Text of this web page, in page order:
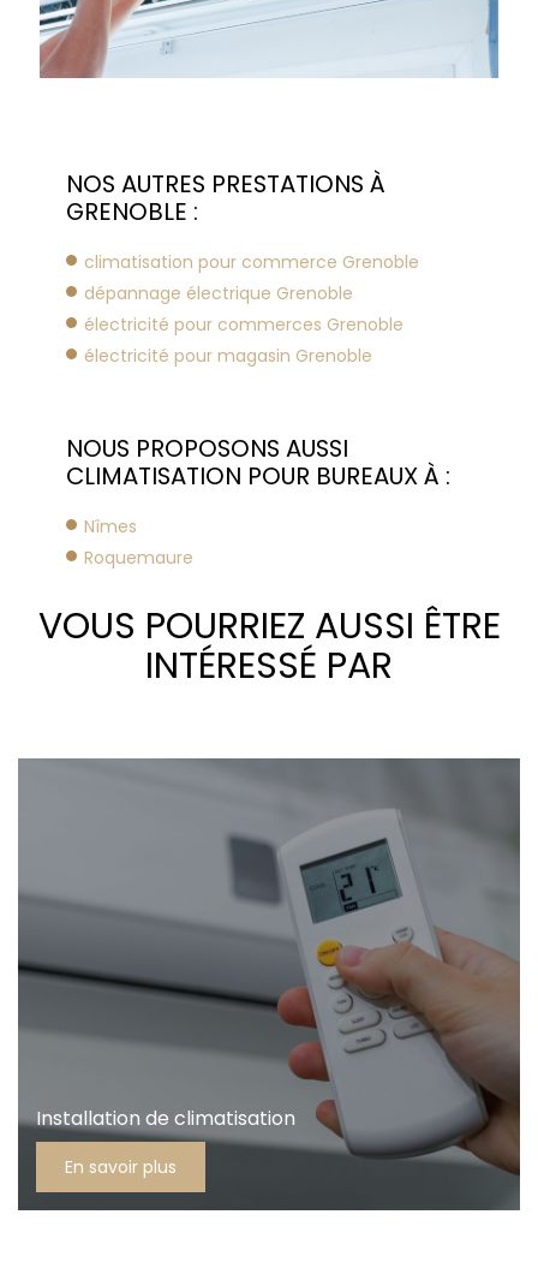
NOS AUTRES PRESTATIONS À
GRENOBLE :
climatisation pour commerce Grenoble
dépannage électrique Grenoble
électricité pour commerces Grenoble
électricité pour magasin Grenoble
NOUS PROPOSONS AUSSI
CLIMATISATION POUR BUREAUX À :
Nîmes
Roquemaure
VOUS POURRIEZ AUSSI ÊTRE
INTÉRESSÉ PAR
Installation de climatisation
En savoir plus